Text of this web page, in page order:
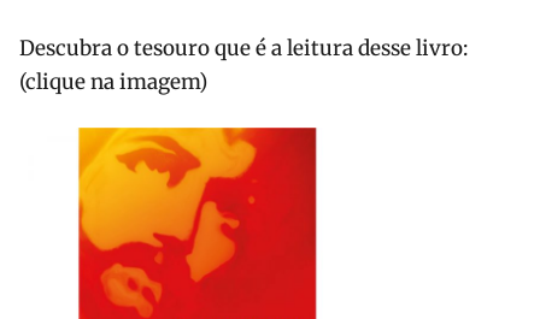
Descubra o tesouro que é a leitura desse livro:
(clique na imagem)